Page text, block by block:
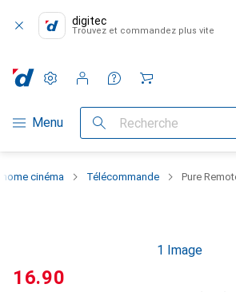
digitec
Trouvez et commandez plus vite
Navigation par catégorie
Menu Recherche
Paramètres
Compte client
Listes de comparaison
Listes d'envies
Panier
cinéma Télécommande Pure
1 Image
CHF
16.90